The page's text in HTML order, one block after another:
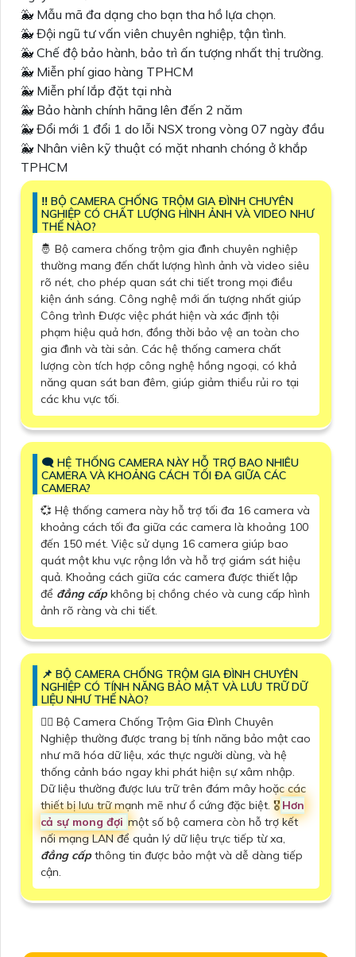
🐳 Mẫu mã đa dạng cho bạn tha hồ lựa chọn.
🐳 Đội ngũ tư vấn viên chuyên nghiệp, tận tình.
🐳 Chế độ bảo hành, bảo trì ấn tượng nhất thị trường.
🐳 Miễn phí giao hàng TPHCM
🐳 Miễn phí lắp đặt tại nhà
🐳 Bảo hành chính hãng lên đến 2 năm
🐳 Đổi mới 1 đổi 1 do lỗi NSX trong vòng 07 ngày đầu
🐳 Nhân viên kỹ thuật có mặt nhanh chóng ở khắp
TPHCM
‼️ BỘ CAMERA CHỐNG TRỘM GIA ĐÌNH CHUYÊN
NGHIỆP CÓ CHẤT LƯỢNG HÌNH ẢNH VÀ VIDEO NHƯ
THẾ NÀO?
🤴 Bộ camera chống trộm gia đình chuyên nghiệp
thường mang đến chất lượng hình ảnh và video siêu
rõ nét, cho phép quan sát chi tiết trong mọi điều
kiện ánh sáng. Công nghệ mới ấn tượng nhất giúp
Công trình Được việc phát hiện và xác định tội
phạm hiệu quả hơn, đồng thời bảo vệ an toàn cho
gia đình và tài sản. Các hệ thống camera chất
lượng còn tích hợp công nghệ hồng ngoại, có khả
năng quan sát ban đêm, giúp giảm thiểu rủi ro tại
các khu vực tối.
🗨️ HỆ THỐNG CAMERA NÀY HỖ TRỢ BAO NHIÊU
CAMERA VÀ KHOẢNG CÁCH TỐI ĐA GIỮA CÁC
CAMERA?
💞 Hệ thống camera này hỗ trợ tối đa 16 camera và
khoảng cách tối đa giữa các camera là khoảng 100
đến 150 mét. Việc sử dụng 16 camera giúp bao
quát một khu vực rộng lớn và hỗ trợ giám sát hiệu
quả. Khoảng cách giữa các camera được thiết lập
để đẳng cấpkhông bị chồng chéo và cung cấp hình
ảnh rõ ràng và chi tiết.
📌 BỘ CAMERA CHỐNG TRỘM GIA ĐÌNH CHUYÊN
NGHIỆP CÓ TÍNH NĂNG BẢO MẬT VÀ LƯU TRỮ DỮ
LIỆU NHƯ THẾ NÀO?
🙆‍♀️ Bộ Camera Chống Trộm Gia Đình Chuyên
Nghiệp thường được trang bị tính năng bảo mật cao
như mã hóa dữ liệu, xác thực người dùng, và hệ
thống cảnh báo ngay khi phát hiện sự xâm nhập.
Dữ liệu thường được lưu trữ trên đám mây hoặc các
thiết bị lưu trữ mạnh mẽ như ổ cứng đặc biệt. 🎖️ Hơn
cả sự mong đợi một số bộ camera còn hỗ trợ kết
nối mạng LAN để quản lý dữ liệu trực tiếp từ xa,
đẳng cấpthông tin được bảo mật và dễ dàng tiếp
cận.